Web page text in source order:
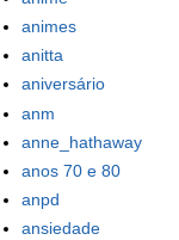
animes
anitta
aniversário
anm
anne_hathaway
anos 70 e 80
anpd
ansiedade